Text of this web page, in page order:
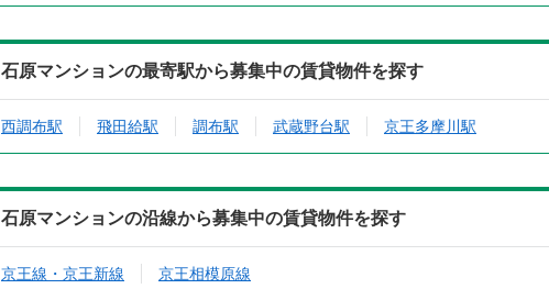
石原マンションの最寄駅から募集中の賃貸物件を探す
西調布駅 飛田給駅 調布駅 武蔵野台駅 京王多摩川駅
石原マンションの沿線から募集中の賃貸物件を探す
京王線・京王新線 京王相模原線